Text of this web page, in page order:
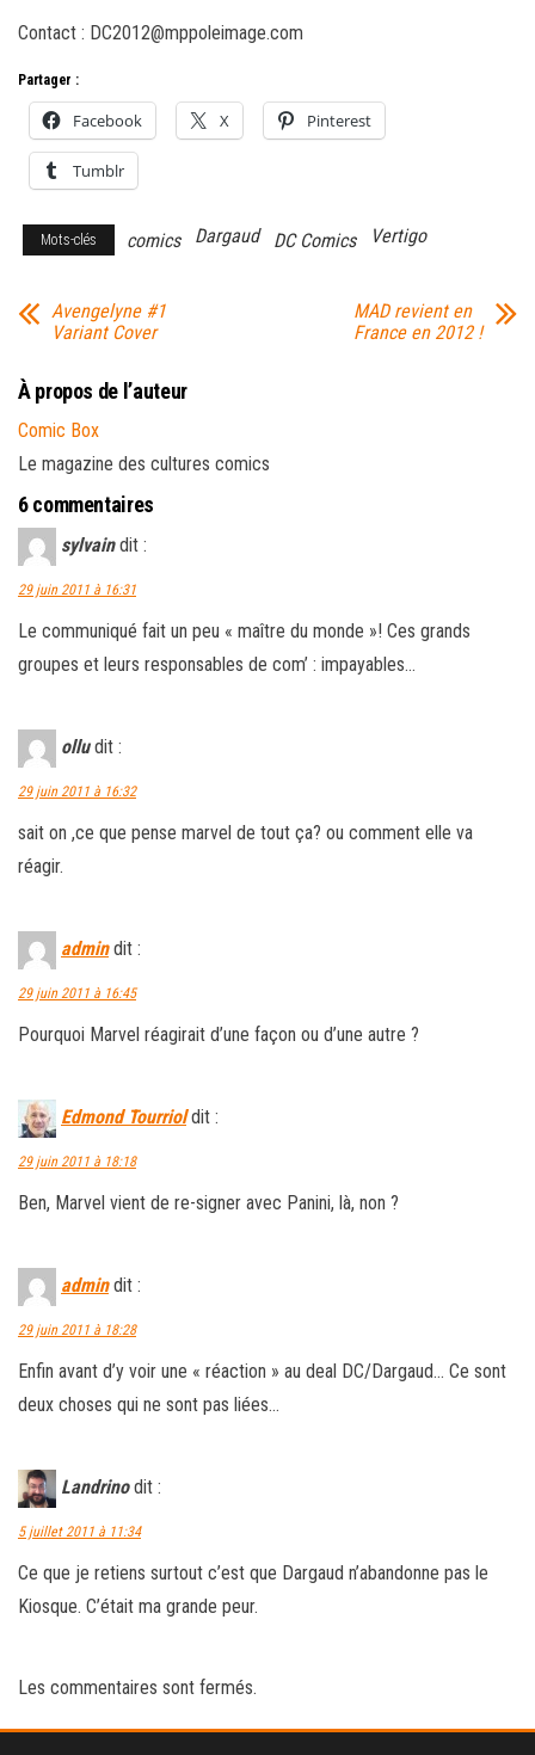
Contact : DC2012@mppoleimage.com
Partager :
Facebook X Pinterest
Tumblr
Mots-clés comics Dargaud DC Comics Vertigo
Avengelyne #1
Variant Cover
MAD revient en
France en 2012 !
À propos de l’auteur
Comic Box
Le magazine des cultures comics
6 commentaires
sylvain dit :
29 juin 2011 à 16:31
Le communiqué fait un peu « maître du monde »! Ces grands
groupes et leurs responsables de com’ : impayables…
ollu dit :
29 juin 2011 à 16:32
sait on ,ce que pense marvel de tout ça? ou comment elle va
réagir.
admin dit :
29 juin 2011 à 16:45
Pourquoi Marvel réagirait d’une façon ou d’une autre ?
Edmond Tourriol dit :
29 juin 2011 à 18:18
Ben, Marvel vient de re-signer avec Panini, là, non ?
admin dit :
29 juin 2011 à 18:28
Enfin avant d’y voir une « réaction » au deal DC/Dargaud… Ce sont
deux choses qui ne sont pas liées…
Landrino dit :
5 juillet 2011 à 11:34
Ce que je retiens surtout c’est que Dargaud n’abandonne pas le
Kiosque. C’était ma grande peur.
Les commentaires sont fermés.